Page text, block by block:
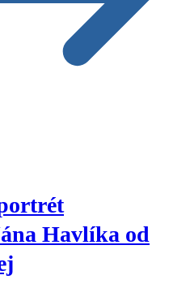
Havlíka od